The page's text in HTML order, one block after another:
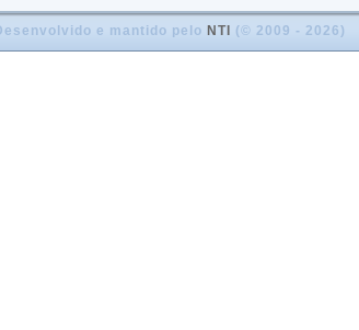
e mantido pelo NTI (© 2009 - 2026)